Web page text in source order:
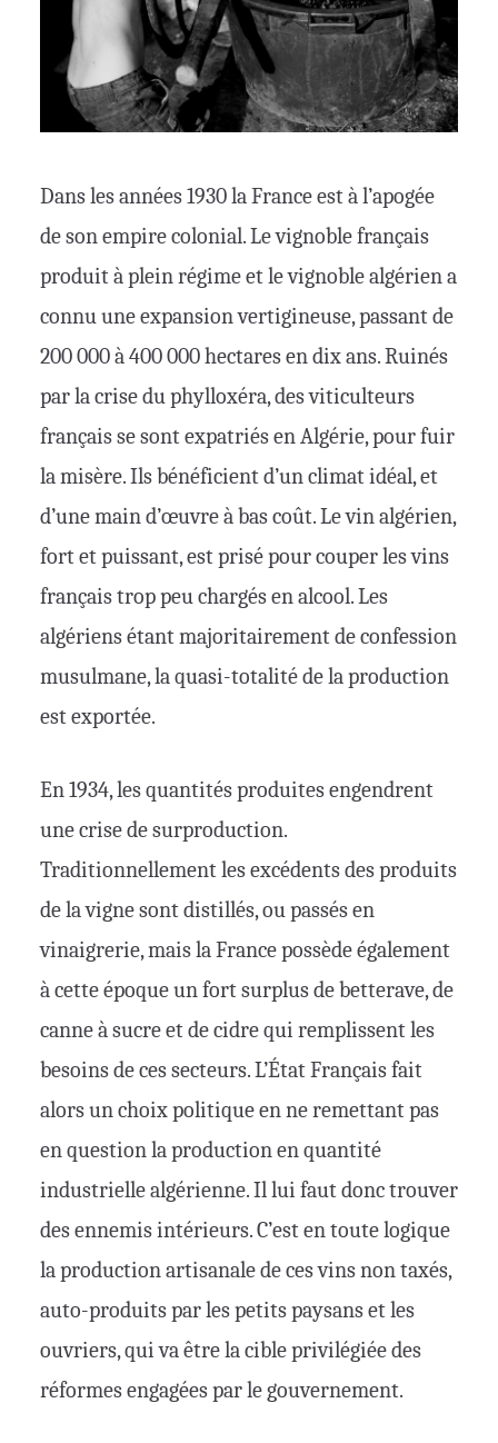
Dans les années 1930 la France est à l’apogée
de son empire colonial. Le vignoble français
produit à plein régime et le vignoble algérien a
connu une expansion vertigineuse, passant de
200 000 à 400 000 hectares en dix ans. Ruinés
par la crise du phylloxéra, des viticulteurs
français se sont expatriés en Algérie, pour fuir
la misère. Ils bénéficient d’un climat idéal, et
d’une main d’œuvre à bas coût. Le vin algérien,
fort et puissant, est prisé pour couper les vins
français trop peu chargés en alcool. Les
algériens étant majoritairement de confession
musulmane, la quasi-totalité de la production
est exportée.
En 1934, les quantités produites engendrent
une crise de surproduction.
Traditionnellement les excédents des produits
de la vigne sont distillés, ou passés en
vinaigrerie, mais la France possède également
à cette époque un fort surplus de betterave, de
canne à sucre et de cidre qui remplissent les
besoins de ces secteurs. L’État Français fait
alors un choix politique en ne remettant pas
en question la production en quantité
industrielle algérienne. Il lui faut donc trouver
des ennemis intérieurs. C’est en toute logique
la production artisanale de ces vins non taxés,
auto-produits par les petits paysans et les
ouvriers, qui va être la cible privilégiée des
réformes engagées par le gouvernement.